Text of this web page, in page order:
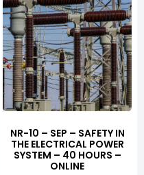
NR-10 – SEP – SAFETY IN
THE ELECTRICAL POWER
SYSTEM – 40 HOURS –
ONLINE